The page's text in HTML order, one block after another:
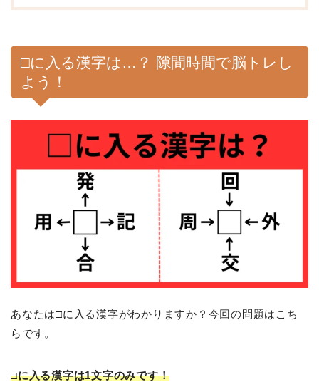
□に入る漢字は…？ 隙間時間で脳トレし
よう！
あなたは□に入る漢字がわかりますか？今回の問題はこち
らです。
□に入る漢字は1文字のみです！